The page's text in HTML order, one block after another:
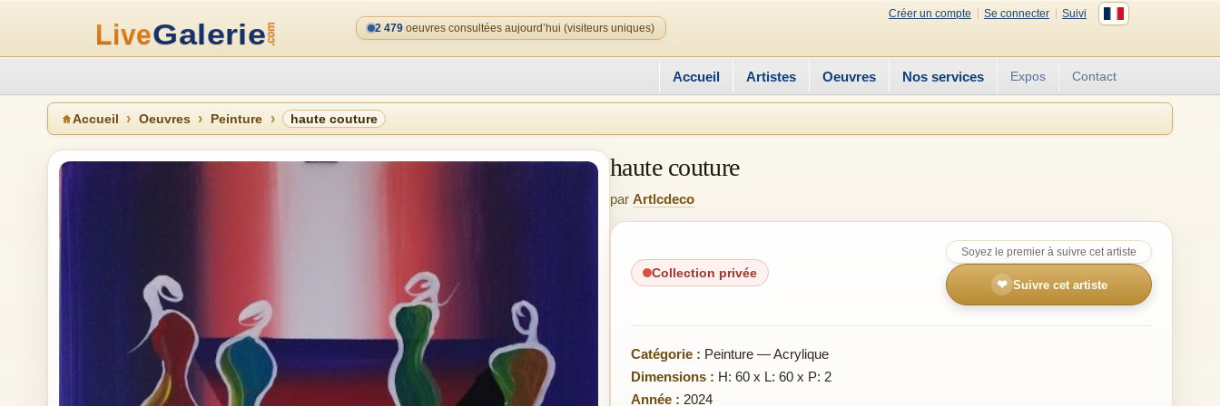
Créer un compte Se connecter
Suivi
2 479 oeuvres consultées aujourd’hui (visiteurs uniques)
Accueil Artistes Oeuvres Nos services Expos Contact
Accueil Oeuvres Peinture haute couture
haute couture
par Artlcdeco
Collection privée
Soyez le premier à suivre cet artiste
❤ Suivre cet artiste
Catégorie : Peinture — Acrylique
Dimensions : H: 60 x L: 60 x P: 2
Année : 2024